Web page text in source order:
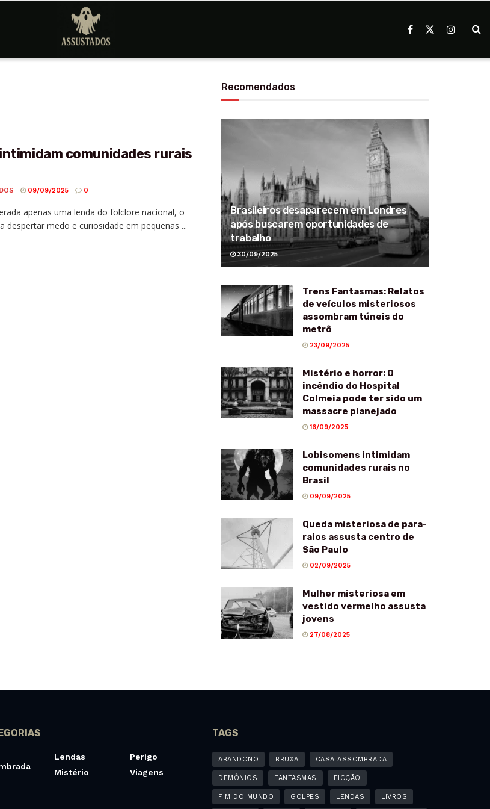
comunidades rurais
09/09/2025 0
apenas uma lenda do folclore nacional, o
despertar medo e curiosidade em pequenas ...
Recomendados
Brasileiros desaparecem em Londres
após buscarem oportunidades de
trabalho
30/09/2025
Trens Fantasmas: Relatos
de veículos misteriosos
assombram túneis do
metrô
23/09/2025
Mistério e horror: O
incêndio do Hospital
Colmeia pode ter sido um
massacre planejado
16/09/2025
Lobisomens intimidam
comunidades rurais no
Brasil
09/09/2025
Queda misteriosa de para-
raios assusta centro de
São Paulo
02/09/2025
Mulher misteriosa em
vestido vermelho assusta
jovens
27/08/2025
Lendas
Mistério
Perigo
Viagens
TAGS
ABANDONO BRUXA CASA ASSOMBRADA
DEMÔNIOS FANTASMAS FICÇÃO
FIM DO MUNDO GOLPES LENDAS LIVROS